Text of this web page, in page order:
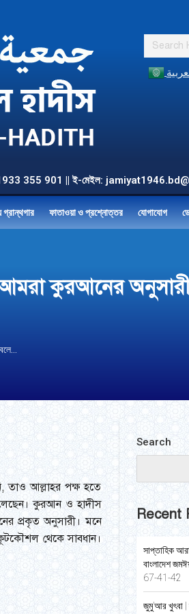
Search:
355 901 || ই-মেইল:
গ্রান্থগার ফাতাওয়া ও প্রশ্নোত্তর যোগাযোগ
আমরা কুরআনের
তাও আল্লাহর পক্ষ হতে
কুরআন ও হাদীস
প্রকৃত অনুসারী। মনে
থেকে সাবধান।
Search
Recent
সাপ্তাহিক
বাংলাদেশ
67-41-42
জুমু’আর খুৎবা |